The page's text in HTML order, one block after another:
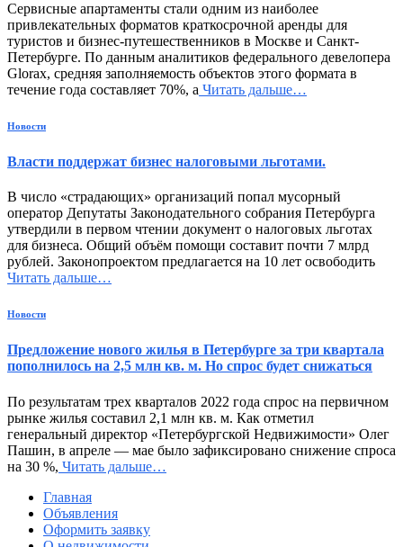
Сервисные апартаменты стали одним из наиболее
привлекательных форматов краткосрочной аренды для
туристов и бизнес-путешественников в Москве и Санкт-
Петербурге. По данным аналитиков федерального девелопера
Glorax, средняя заполняемость объектов этого формата в
течение года составляет 70%, а Читать дальше…
Новости
Власти поддержат бизнес налоговыми льготами.
В число «страдающих» организаций попал мусорный
оператор Депутаты Законодательного собрания Петербурга
утвердили в первом чтении документ о налоговых льготах
для бизнеса. Общий объём помощи составит почти 7 млрд
рублей. Законопроектом предлагается на 10 лет освободить
Читать дальше…
Новости
Предложение нового жилья в Петербурге за три квартала
пополнилось на 2,5 млн кв. м. Но спрос будет снижаться
По результатам трех кварталов 2022 года спрос на первичном
рынке жилья составил 2,1 млн кв. м. Как отметил
генеральный директор «Петербургской Недвижимости» Олег
Пашин, в апреле — мае было зафиксировано снижение спроса
на 30 %, Читать дальше…
Главная
Объявления
Оформить заявку